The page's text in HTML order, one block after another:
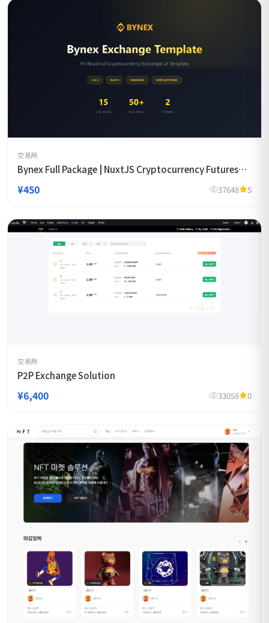
交易所
Bynex Full Package | NuxtJS Cryptocurrency Futures
¥450 37648 5
交易所
P2P Exchange Solution
¥6,400 33058 0